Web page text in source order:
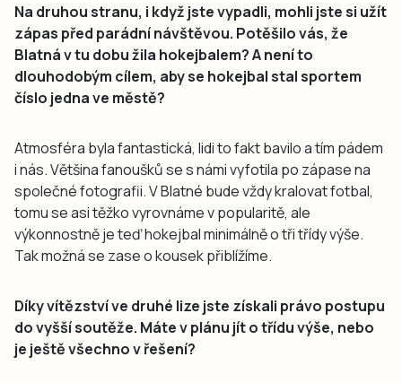
Na druhou stranu, i když jste vypadli, mohli jste si užít
zápas před parádní návštěvou. Potěšilo vás, že
Blatná v tu dobu žila hokejbalem? A není to
dlouhodobým cílem, aby se hokejbal stal sportem
číslo jedna ve městě?
Atmosféra byla fantastická, lidi to fakt bavilo a tím pádem
i nás. Většina fanoušků se s námi vyfotila po zápase na
společné fotografii. V Blatné bude vždy kralovat fotbal,
tomu se asi těžko vyrovnáme v popularitě, ale
výkonnostně je teď hokejbal minimálně o tři třídy výše.
Tak možná se zase o kousek přiblížíme.
Díky vítězství ve druhé lize jste získali právo postupu
do vyšší soutěže. Máte v plánu jít o třídu výše, nebo
je ještě všechno v řešení?